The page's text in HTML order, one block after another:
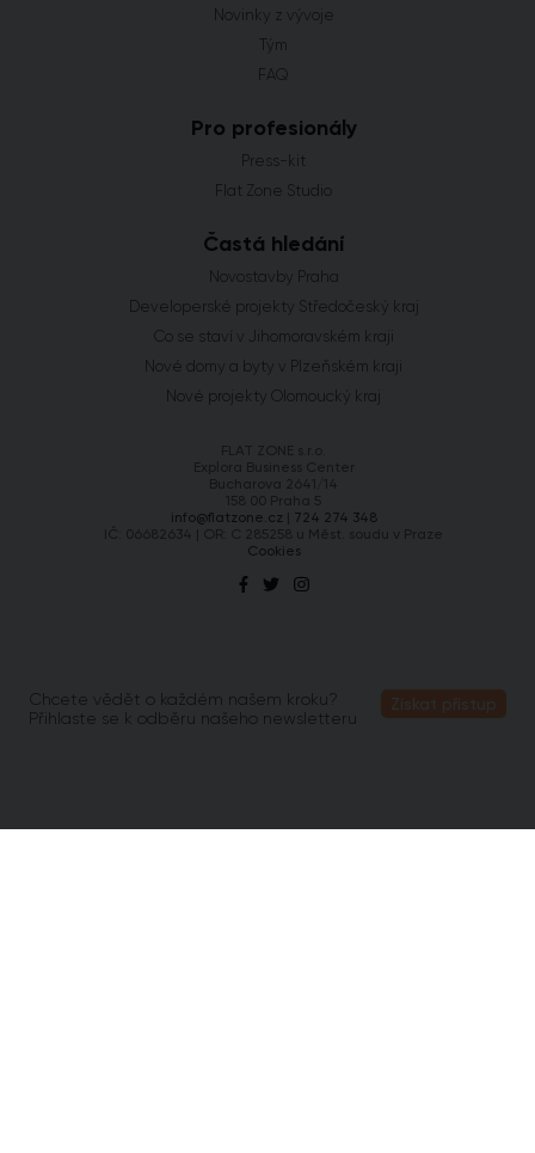
Novinky z vývoje
Tým
FAQ
Pro profesionály
Press-kit
Flat Zone Studio
Častá hledání
Novostavby Praha
Developerské projekty Středočeský kraj
Co se staví v Jihomoravském kraji
Nové domy a byty v Plzeňském kraji
Nové projekty Olomoucký kraj
info@flatzone.cz
724 274 348
Cookies
Chcete vědět o každém našem kroku?
Přihlaste se k odběru našeho newsletteru
Získat přístup